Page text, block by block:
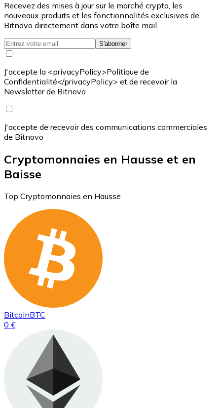
Recevez des mises à jour sur le marché crypto, les
nouveaux produits et les fonctionnalités exclusives de
Bitnovo directement dans votre boîte mail.
S'abonner
J'accepte la <privacyPolicy>Politique de
Confidentialité</privacyPolicy> et de recevoir la
Newsletter de Bitnovo
J'accepte de recevoir des communications commerciales
de Bitnovo
Cryptomonnaies en Hausse et en
Baisse
Top Cryptomonnaies en Hausse
BitcoinBTC
0 €